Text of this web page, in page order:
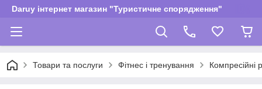
Daruy інтернет магазин "Туристичне спорядження"
Товари та послуги Фітнес і тренування Компресійні